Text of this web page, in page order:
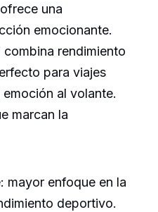
una
emocionante.
combina rendimiento
para viajes
al volante.
marcan la
mayor enfoque en la
deportivo.